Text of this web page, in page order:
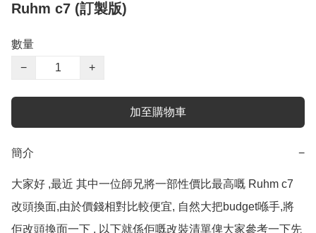
Ruhm c7 (訂製版)
數量
−
+
加至購物車
簡介 −
大家好 ,最近 其中一位師兄將一部性價比最高嘅 Ruhm c7
改頭換面,由於價錢相對比較便宜, 自然大把budget喺手,將
佢改頭換面一下 , 以下就係佢嘅改裝清單俾大家參考一下先